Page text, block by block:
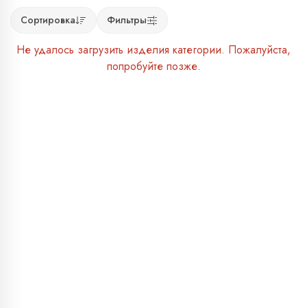
Сортировка Фильтры
Не удалось загрузить изделия категории. Пожалуйста,
попробуйте позже.